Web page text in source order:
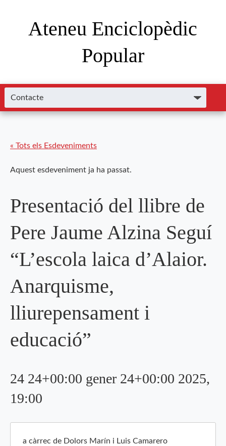
Ateneu Enciclopèdic
Popular
« Tots els Esdeveniments
Aquest esdeveniment ja ha passat.
Presentació del llibre de
Pere Jaume Alzina Seguí
“L’escola laica d’Alaior.
Anarquisme,
lliurepensament i
educació”
24 24+00:00 gener 24+00:00 2025,
19:00
a càrrec de Dolors Marín i Luis Camarero